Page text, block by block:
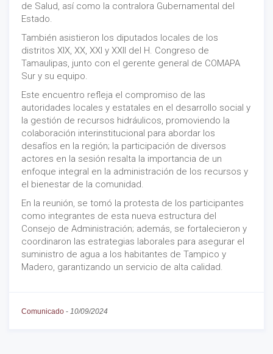
de Salud, así como la contralora Gubernamental del
Estado.
También asistieron los diputados locales de los
distritos XIX, XX, XXI y XXII del H. Congreso de
Tamaulipas, junto con el gerente general de COMAPA
Sur y su equipo.
Este encuentro refleja el compromiso de las
autoridades locales y estatales en el desarrollo social y
la gestión de recursos hidráulicos, promoviendo la
colaboración interinstitucional para abordar los
desafíos en la región; la participación de diversos
actores en la sesión resalta la importancia de un
enfoque integral en la administración de los recursos y
el bienestar de la comunidad.
En la reunión, se tomó la protesta de los participantes
como integrantes de esta nueva estructura del
Consejo de Administración; además, se fortalecieron y
coordinaron las estrategias laborales para asegurar el
suministro de agua a los habitantes de Tampico y
Madero, garantizando un servicio de alta calidad.
Comunicado - 10/09/2024